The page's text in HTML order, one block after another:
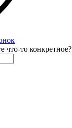
что-то конкретное?